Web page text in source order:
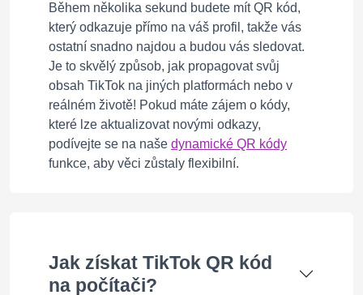
Během několika sekund budete mít QR kód,
který odkazuje přímo na váš profil, takže vás
ostatní snadno najdou a budou vás sledovat.
Je to skvělý způsob, jak propagovat svůj
obsah TikTok na jiných platformách nebo v
reálném životě! Pokud máte zájem o kódy,
které lze aktualizovat novými odkazy,
podívejte se na naše dynamické QR kódy
funkce, aby věci zůstaly flexibilní.
Jak získat TikTok QR kód
na počítači?